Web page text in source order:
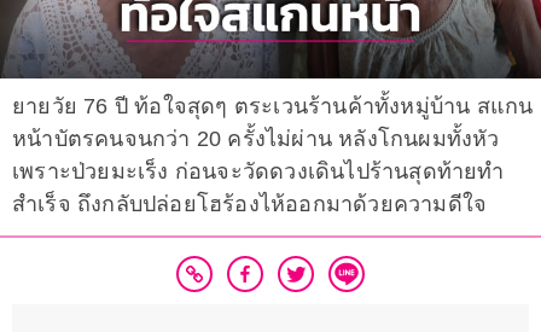
ยายวัย 76 ปี ท้อใจสุดๆ ตระเวนร้านค้าทั้งหมู่บ้าน สแกน
หน้าบัตรคนจนกว่า 20 ครั้งไม่ผ่าน หลังโกนผมทั้งหัว
เพราะป่วยมะเร็ง ก่อนจะวัดดวงเดินไปร้านสุดท้ายทำ
สำเร็จ ถึงกลับปล่อยโฮร้องไห้ออกมาด้วยความดีใจ